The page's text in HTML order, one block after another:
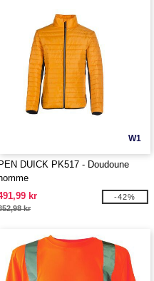
W1
PEN DUICK PK517 - Doudoune
homme
kr
kr
-42%